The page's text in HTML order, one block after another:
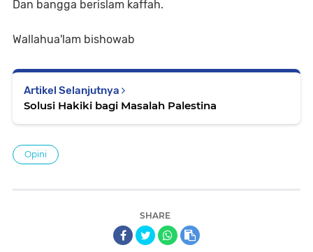
Dan bangga berislam kaffah.
Wallahua'lam bishowab
Artikel Selanjutnya
Solusi Hakiki bagi Masalah Palestina
Opini
SHARE